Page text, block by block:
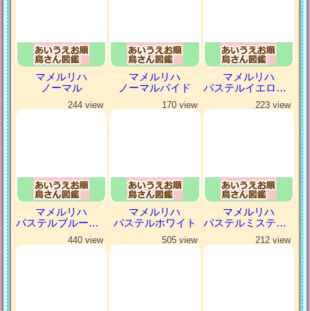
マメルリハ
ノーマル
マメルリハ
ノーマルパイド
マメルリハ
パステルイエローファロー
244 view
マメルリハ
パステルブルーパイド
170 view
マメルリハ
パステルホワイト
223 view
マメルリハ
パステルミスティダークグリーン
440 view 505 view 212 view